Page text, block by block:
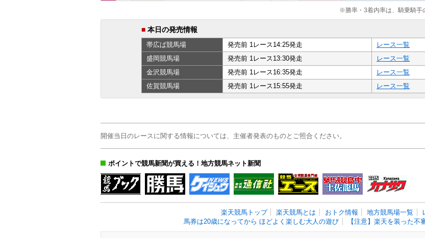
※勝率・3着内率は、騎乗騎手
■ 本日の発売情報
帯広ば競馬場 発売前 1レース14:25発走
レース一覧
盛岡競馬場 発売前 1レース13:30発走
レース一覧
金沢競馬場 発売前 1レース16:35発走
レース一覧
佐賀競馬場 発売前 1レース15:55発走 レース一覧
開催当日のレースに関する情報については、主催者発表のものとご照合ください。
ポイントで競馬新聞が買える！地方競馬ネット新聞
楽天競馬トップ 楽天競馬とは おトク情報 地方競馬場一覧
馬券は20歳になってから ほどよく楽しむ大人の遊び
【注意】楽天を装った